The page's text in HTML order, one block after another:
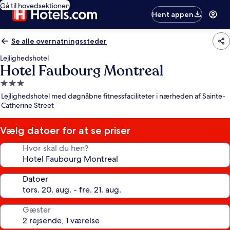
Gå til hovedsektionen
Hent appen
Se alle overnatningssteder
Lejlighedshotel
Hotel Faubourg Montreal
3.0-
stjernet
overnatningssted
Lejlighedshotel med døgnåbne fitnessfaciliteter i nærheden af Sainte-
Catherine Street
Vælg datoer for at se priser
Hvor skal du hen?
Datoer
Gæster